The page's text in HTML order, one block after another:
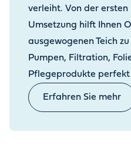
verleiht. Von der
Umsetzung hilft Ihnen
ausgewogenen Teich
Pumpen, Filtration,
Pflegeprodukte perfekt
Erfahren Sie mehr